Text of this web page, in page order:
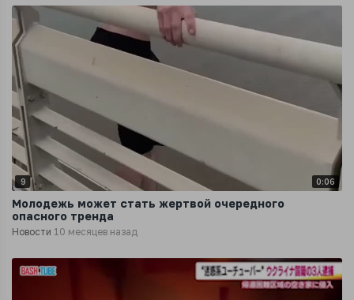
9 0:06
Молодежь может стать жертвой очередного
опасного тренда
Новости 10 месяцев назад